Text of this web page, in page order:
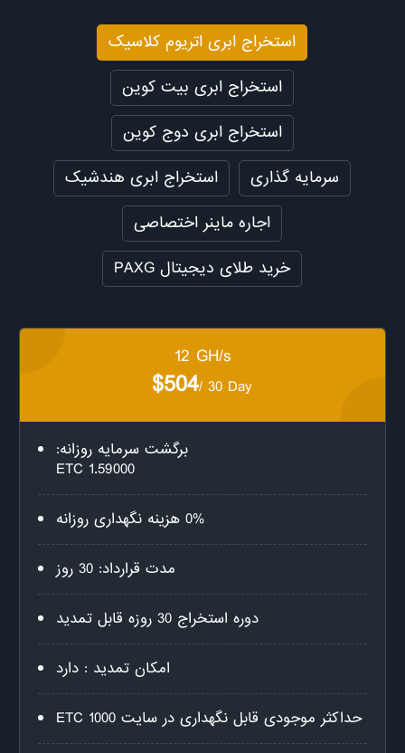
استخراج ابری اتریوم کلاسیک
استخراج ابری بیت کوین
استخراج ابری دوج کوین
استخراج ابری هندشیک
سرمایه گذاری
اجاره ماینر اختصاصی
PAXG خرید طلای دیجیتال
12 GH/s
$504/ 30 Day
برگشت سرمایه روزانه:
1.59000 ETC
0% هزینه نگهداری روزانه
مدت قرارداد: 30 روز
دوره استخراج 30 روزه قابل تمدید
امکان تمدید : دارد
حداکثر موجودی قابل نگهداری در سایت 1000 ETC